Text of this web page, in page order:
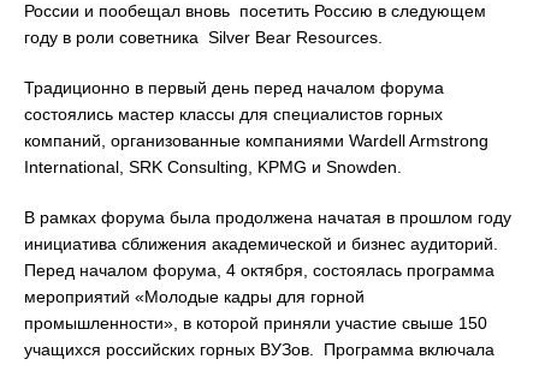
России и пообещал вновь посетить Россию в следующем
году в роли советника Silver Bear Resources.
Традиционно в первый день перед началом форума
состоялись мастер классы для специалистов горных
компаний, организованные компаниями Wardell Armstrong
International, SRK Consulting, KPMG и Snowden.
В рамках форума была продолжена начатая в прошлом году
инициатива сближения академической и бизнес аудиторий.
Перед началом форума, 4 октября, состоялась программа
мероприятий «Молодые кадры для горной
промышленности», в которой приняли участие свыше 150
учащихся российских горных ВУЗов. Программа включала